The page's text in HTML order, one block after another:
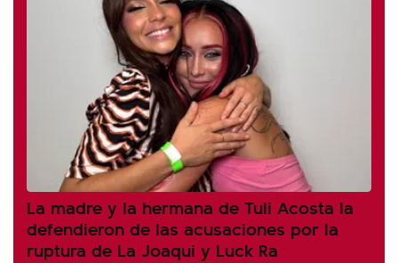
La madre y la hermana de Tuli Acosta la
defendieron de las acusaciones por la
ruptura de La Joaqui y Luck Ra